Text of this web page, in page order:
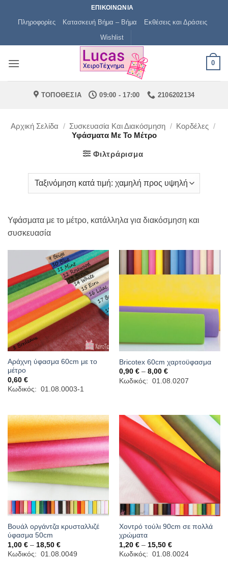
ΕΠΙΚΟΙΝΩΝΙΑ
Πληροφορίες Κατασκευή Βήμα – Βήμα
Εκθέσεις και Δράσεις
Wishlist
0
ΤΟΠΟΘΕΣΙΑ 09:00 - 17:00 2106202134
Αρχική Σελίδα / Συσκευασία Και Διακόσμηση / Κορδέλες /
Υφάσματα Με Το Μέτρο
Φιλτράρισμα
Υφάσματα με το μέτρο, κατάλληλα για διακόσμηση και
συσκευασία
Αράχνη ύφασμα 60cm με το
μέτρο
0,60 €
Κωδικός: 01.08.0003-1
Bricotex 60cm χαρτοϋφασμα
0,90 € – 8,00 €Price
range:
0,90 €
Κωδικός: 01.08.0207
Βουάλ οργάντζα κρυσταλλιζέ
ύφασμα 50cm
1,00 € – 18,50 €Price
range:
1,00 €
Κωδικός: 01.08.0049
Χοντρό τούλι 90cm σε πολλά
χρώματα
1,20 € – 15,50 €Price
range:
1,20 €
Κωδικός: 01.08.0024